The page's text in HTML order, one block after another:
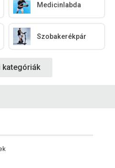
Medicinlabda
Szobakerékpár
kategóriák